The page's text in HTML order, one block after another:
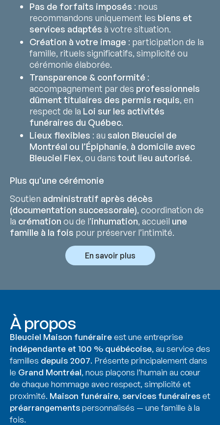
Pas de forfaits imposés : nous
recommandons uniquement les biens et
services adaptés à votre situation.
Création à votre image : participation de la
famille, rituels significatifs, simplicité ou
cérémonie élaborée.
Transparence & conformité :
accompagnement par des professionnels
dûment titulaires des permis requis, en
respect de la Loi sur les activités
funéraires du Québec.
Lieux flexibles : au salon Bleuciel de
Montréal ou l’Épiphanie, à domicile avec
Bleuciel Flex, ou dans tout lieu autorisé.
Plus qu’une cérémonie
Soutien administratif après décès
(documentation successorale), coordination de
la crémation ou de l’inhumation, accueil une
famille à la fois pour préserver l’intimité.
En savoir plus
À propos
Bleuciel Maison funéraireest une entreprise
indépendante et 100 % québécoise, au service des
familles depuis 2007. Présente principalement dans
le Grand Montréal, nous plaçons l’humain au cœur
de chaque hommage avec respect, simplicité et
proximité. Maison funéraire, services funéraireset
préarrangementspersonnalisés — une famille à la
fois.